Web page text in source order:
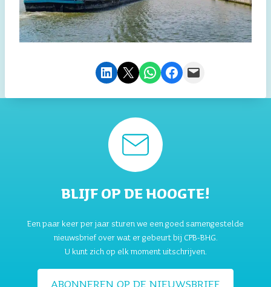
Delen op LinkedIn Deze pagina e-mailen Delen via WhatsApp Delen op Facebook Deze pagina e-mailen
BLIJF OP DE HOOGTE!
Een paar keer per jaar sturen we een goed samengestelde
nieuwsbrief over wat er gebeurt bij CPB-BHG.
U kunt zich op elk moment uitschrijven.